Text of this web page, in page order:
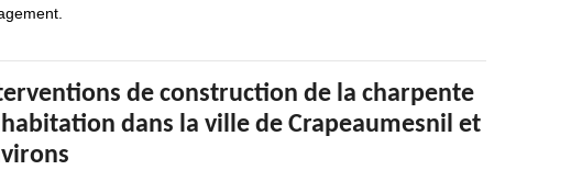
de construction de la charpente
dans la ville de Crapeaumesnil et